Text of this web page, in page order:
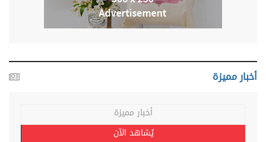
أخبار مميزة
أخبار مميزة
يُشاهد الآن